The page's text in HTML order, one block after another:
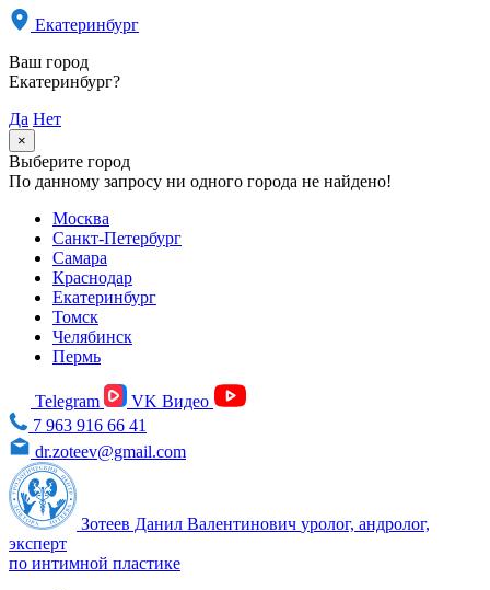
Екатеринбург
Ваш город
Екатеринбург?
Да Нет
×
Выберите город
По данному запросу ни одного города не найдено!
Москва
Санкт-Петербург
Самара
Краснодар
Екатеринбург
Томск
Челябинск
Пермь
Telegram
VK Видео
7 963 916 66 41
dr.zoteev@gmail.com
Зотеев Данил Валентинович уролог, андролог,
эксперт
по интимной пластике